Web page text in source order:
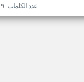
عدد الكلمات: ١٠٩